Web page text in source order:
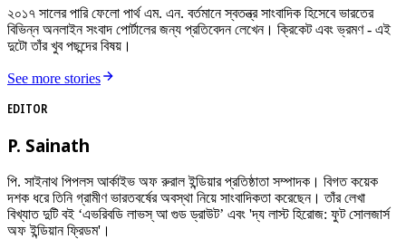
২০১৭ সালের পারি ফেলো পার্থ এম. এন. বর্তমানে স্বতন্ত্র সাংবাদিক হিসেবে ভারতের
বিভিন্ন অনলাইন সংবাদ পোর্টালের জন্য প্রতিবেদন লেখেন। ক্রিকেট এবং ভ্রমণ - এই
দুটো তাঁর খুব পছন্দের বিষয়।
See more stories
EDITOR
P. Sainath
পি. সাইনাথ পিপলস আর্কাইভ অফ রুরাল ইন্ডিয়ার প্রতিষ্ঠাতা সম্পাদক। বিগত কয়েক
দশক ধরে তিনি গ্রামীণ ভারতবর্ষের অবস্থা নিয়ে সাংবাদিকতা করেছেন। তাঁর লেখা
বিখ্যাত দুটি বই ‘এভরিবডি লাভস্ আ গুড ড্রাউট’ এবং 'দ্য লাস্ট হিরোজ: ফুট সোলজার্স
অফ ইন্ডিয়ান ফ্রিডম'।